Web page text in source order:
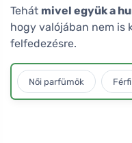
Tehát mivel együk a
hogy valójában nem is
felfedezésre.
Női parfümök